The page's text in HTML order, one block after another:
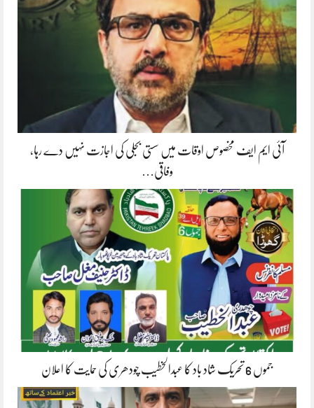
آئی ایم ایف مخصوص اوقات میں سستی بجلی کی اجازت نہیں دے رہا،
وفاقی…
جموں 6 تحریک شاد باد کا عبدالخطیب چودھری کی حمایت کا اعلان